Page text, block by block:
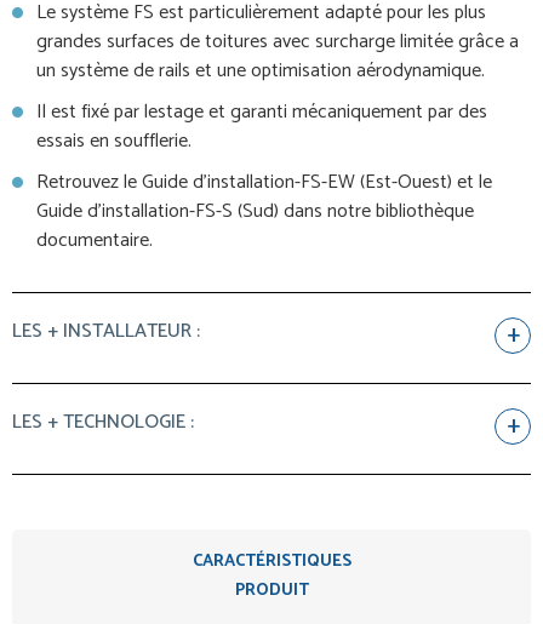
Le système FS est particulièrement adapté pour les plus
grandes surfaces de toitures avec surcharge limitée grâce a
un système de rails et une optimisation aérodynamique.
Il est fixé par lestage et garanti mécaniquement par des
essais en soufflerie.
Retrouvez le Guide d’installation-FS-EW (Est-Ouest) et le
Guide d’installation-FS-S (Sud) dans notre bibliothèque
documentaire.
LES + INSTALLATEUR :
LES + TECHNOLOGIE :
CARACTÉRISTIQUES
PRODUIT